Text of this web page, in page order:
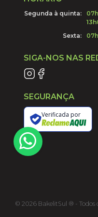
Segunda à quinta:
Sexta:
SIGA-NOS NAS
SEGURANÇA
Verificada por
© 2026BakelitSul ® - Todos